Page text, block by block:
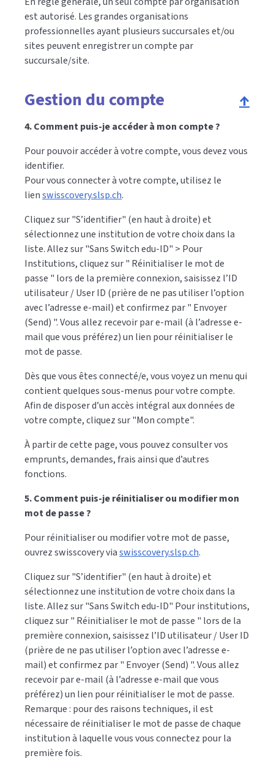
est autorisé. Les grandes organisations
professionnelles ayant plusieurs succursales et/ou
sites peuvent enregistrer un compte par
succursale/site.
Gestion du compte ↑
4. Comment puis-je accéder à mon compte ?
Pour pouvoir accéder à votre compte, vous devez vous
identifier.
Pour vous connecter à votre compte, utilisez le
lienswisscovery.slsp.ch.
Cliquez sur "S’identifier" (en haut à droite) et
sélectionnez une institution de votre choix dans la
liste. Allez sur "Sans Switch edu-ID" > Pour
Institutions, cliquez sur " Réinitialiser le mot de
passe " lors de la première connexion, saisissez l’ID
utilisateur / User ID (prière de ne pas utiliser l’option
avec l’adresse e-mail) et confirmez par " Envoyer
(Send) ". Vous allez recevoir par e-mail (à l’adresse e-
mail que vous préférez) un lien pour réinitialiser le
mot de passe.
Dès que vous êtes connecté/e, vous voyez un menu qui
contient quelques sous-menus pour votre compte.
Afin de disposer d’un accès intégral aux données de
votre compte, cliquez sur "Mon compte".
À partir de cette page, vous pouvez consulter vos
emprunts, demandes, frais ainsi que d’autres
fonctions.
5. Comment puis-je réinitialiser ou modifier mon
mot de passe ?
Pour réinitialiser ou modifier votre mot de passe,
ouvrez swisscovery viaswisscovery.slsp.ch.
Cliquez sur "S’identifier" (en haut à droite) et
sélectionnez une institution de votre choix dans la
liste. Allez sur "Sans Switch edu-ID" Pour institutions,
cliquez sur " Réinitialiser le mot de passe " lors de la
première connexion, saisissez l’ID utilisateur / User ID
(prière de ne pas utiliser l’option avec l’adresse e-
mail) et confirmez par " Envoyer (Send) ". Vous allez
recevoir par e-mail (à l’adresse e-mail que vous
préférez) un lien pour réinitialiser le mot de passe.
Remarque : pour des raisons techniques, il est
nécessaire de réinitialiser le mot de passe de chaque
institution à laquelle vous vous connectez pour la
première fois.